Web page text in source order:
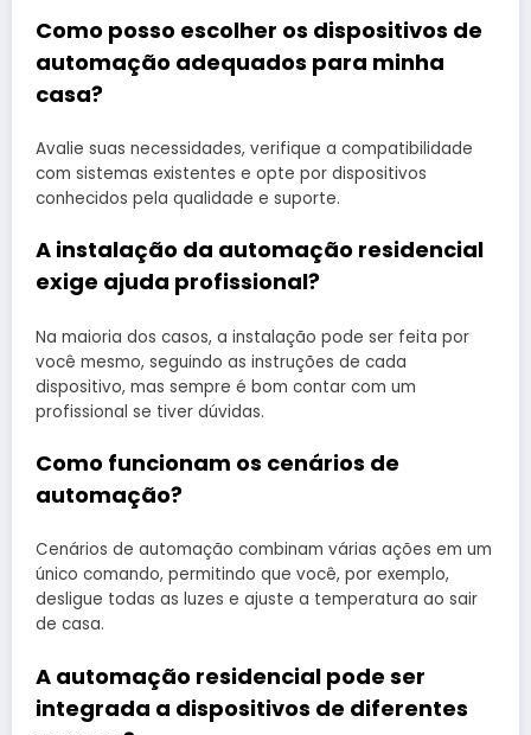
Como posso escolher os dispositivos de
automação adequados para minha
casa?
Avalie suas necessidades, verifique a compatibilidade
com sistemas existentes e opte por dispositivos
conhecidos pela qualidade e suporte.
A instalação da automação residencial
exige ajuda profissional?
Na maioria dos casos, a instalação pode ser feita por
você mesmo, seguindo as instruções de cada
dispositivo, mas sempre é bom contar com um
profissional se tiver dúvidas.
Como funcionam os cenários de
automação?
Cenários de automação combinam várias ações em um
único comando, permitindo que você, por exemplo,
desligue todas as luzes e ajuste a temperatura ao sair
de casa.
A automação residencial pode ser
integrada a dispositivos de diferentes